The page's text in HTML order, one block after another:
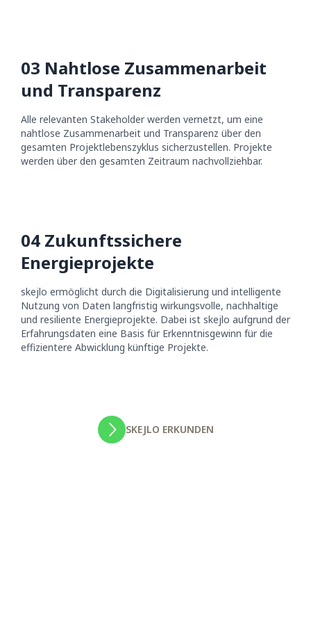
03 Nahtlose Zusammenarbeit
und Transparenz
Alle relevanten Stakeholder werden vernetzt, um eine
nahtlose Zusammenarbeit und Transparenz über den
gesamten Projektlebenszyklus sicherzustellen. Projekte
werden über den gesamten Zeitraum nachvollziehbar.
04 Zukunftssichere
Energieprojekte
skejlo ermöglicht durch die Digitalisierung und intelligente
Nutzung von Daten langfristig wirkungsvolle, nachhaltige
und resiliente Energieprojekte. Dabei ist skejlo aufgrund der
Erfahrungsdaten eine Basis für Erkenntnisgewinn für die
effizientere Abwicklung künftige Projekte.
SKEJLO ERKUNDEN